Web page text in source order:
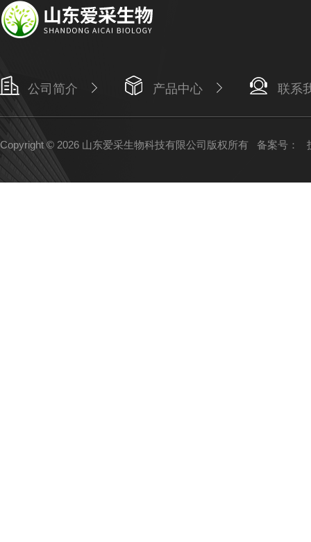
公司简介 产品中心 联系
Copyright © 2026 山东爱采生物科技有限公司版权所有 备案号：